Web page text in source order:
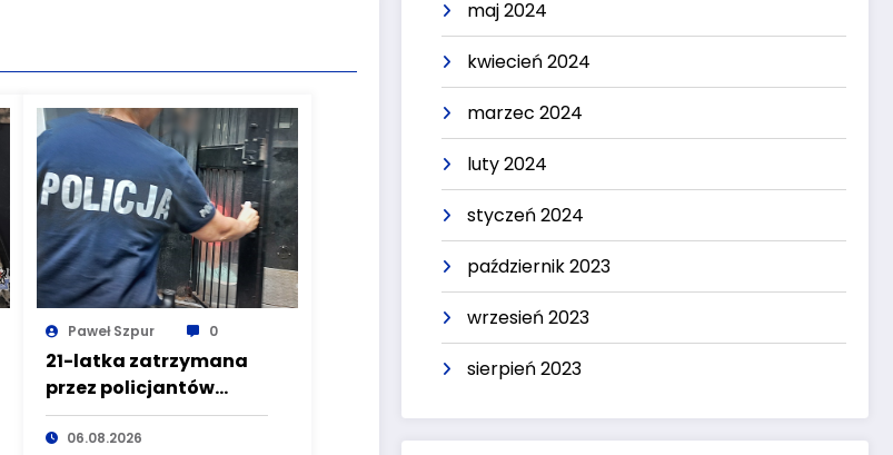
Paweł Szpur 0
21-latka zatrzymana
przez policjantów
kryminalnych
pierwszego
06.08.2026
maj 2024
kwiecień 2024
marzec 2024
luty 2024
styczeń 2024
październik 2023
wrzesień 2023
sierpień 2023